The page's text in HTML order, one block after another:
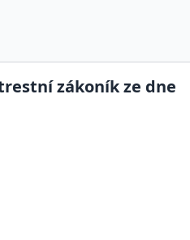
zákoník ze dne